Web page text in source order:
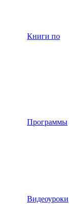
Книги по
Программы
Видеоуроки